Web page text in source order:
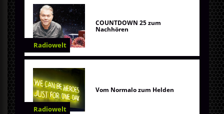
Radiowelt
COUNTDOWN 25 zum
Nachhören
Radiowelt
Vom Normalo zum Helden